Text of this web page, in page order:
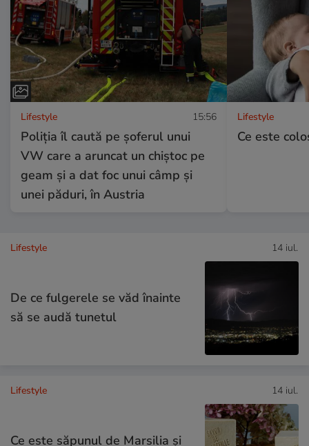
Lifestyle 15:56
Poliția îl caută pe șoferul unui
VW care a aruncat un chiștoc pe
geam și a dat foc unui câmp și
unei păduri, în Austria
Lifestyle
Ce este
Lifestyle 14 iul.
De ce fulgerele se văd înainte
să se audă tunetul
Lifestyle 14 iul.
Ce este săpunul de Marsilia și